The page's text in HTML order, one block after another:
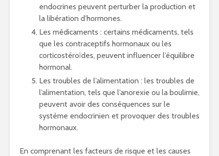
endocrines peuvent perturber la production et
la libération d’hormones.
Les médicaments : certains médicaments, tels
que les contraceptifs hormonaux ou les
corticostéroïdes, peuvent influencer l’équilibre
hormonal.
Les troubles de l’alimentation : les troubles de
l’alimentation, tels que l’anorexie ou la boulimie,
peuvent avoir des conséquences sur le
système endocrinien et provoquer des troubles
hormonaux.
En comprenant les facteurs de risque et les causes